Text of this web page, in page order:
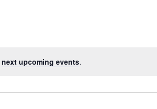
next upcoming events.